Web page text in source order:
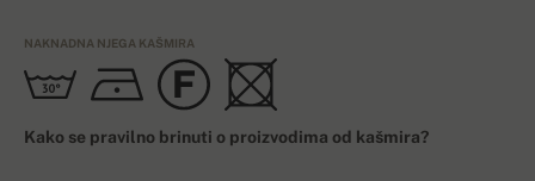
NAKNADNA NJEGA KAŠMIRA
Kako se pravilno brinuti o proizvodima od kašmira?